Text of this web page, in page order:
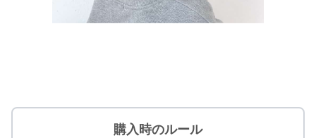
購入時のルール